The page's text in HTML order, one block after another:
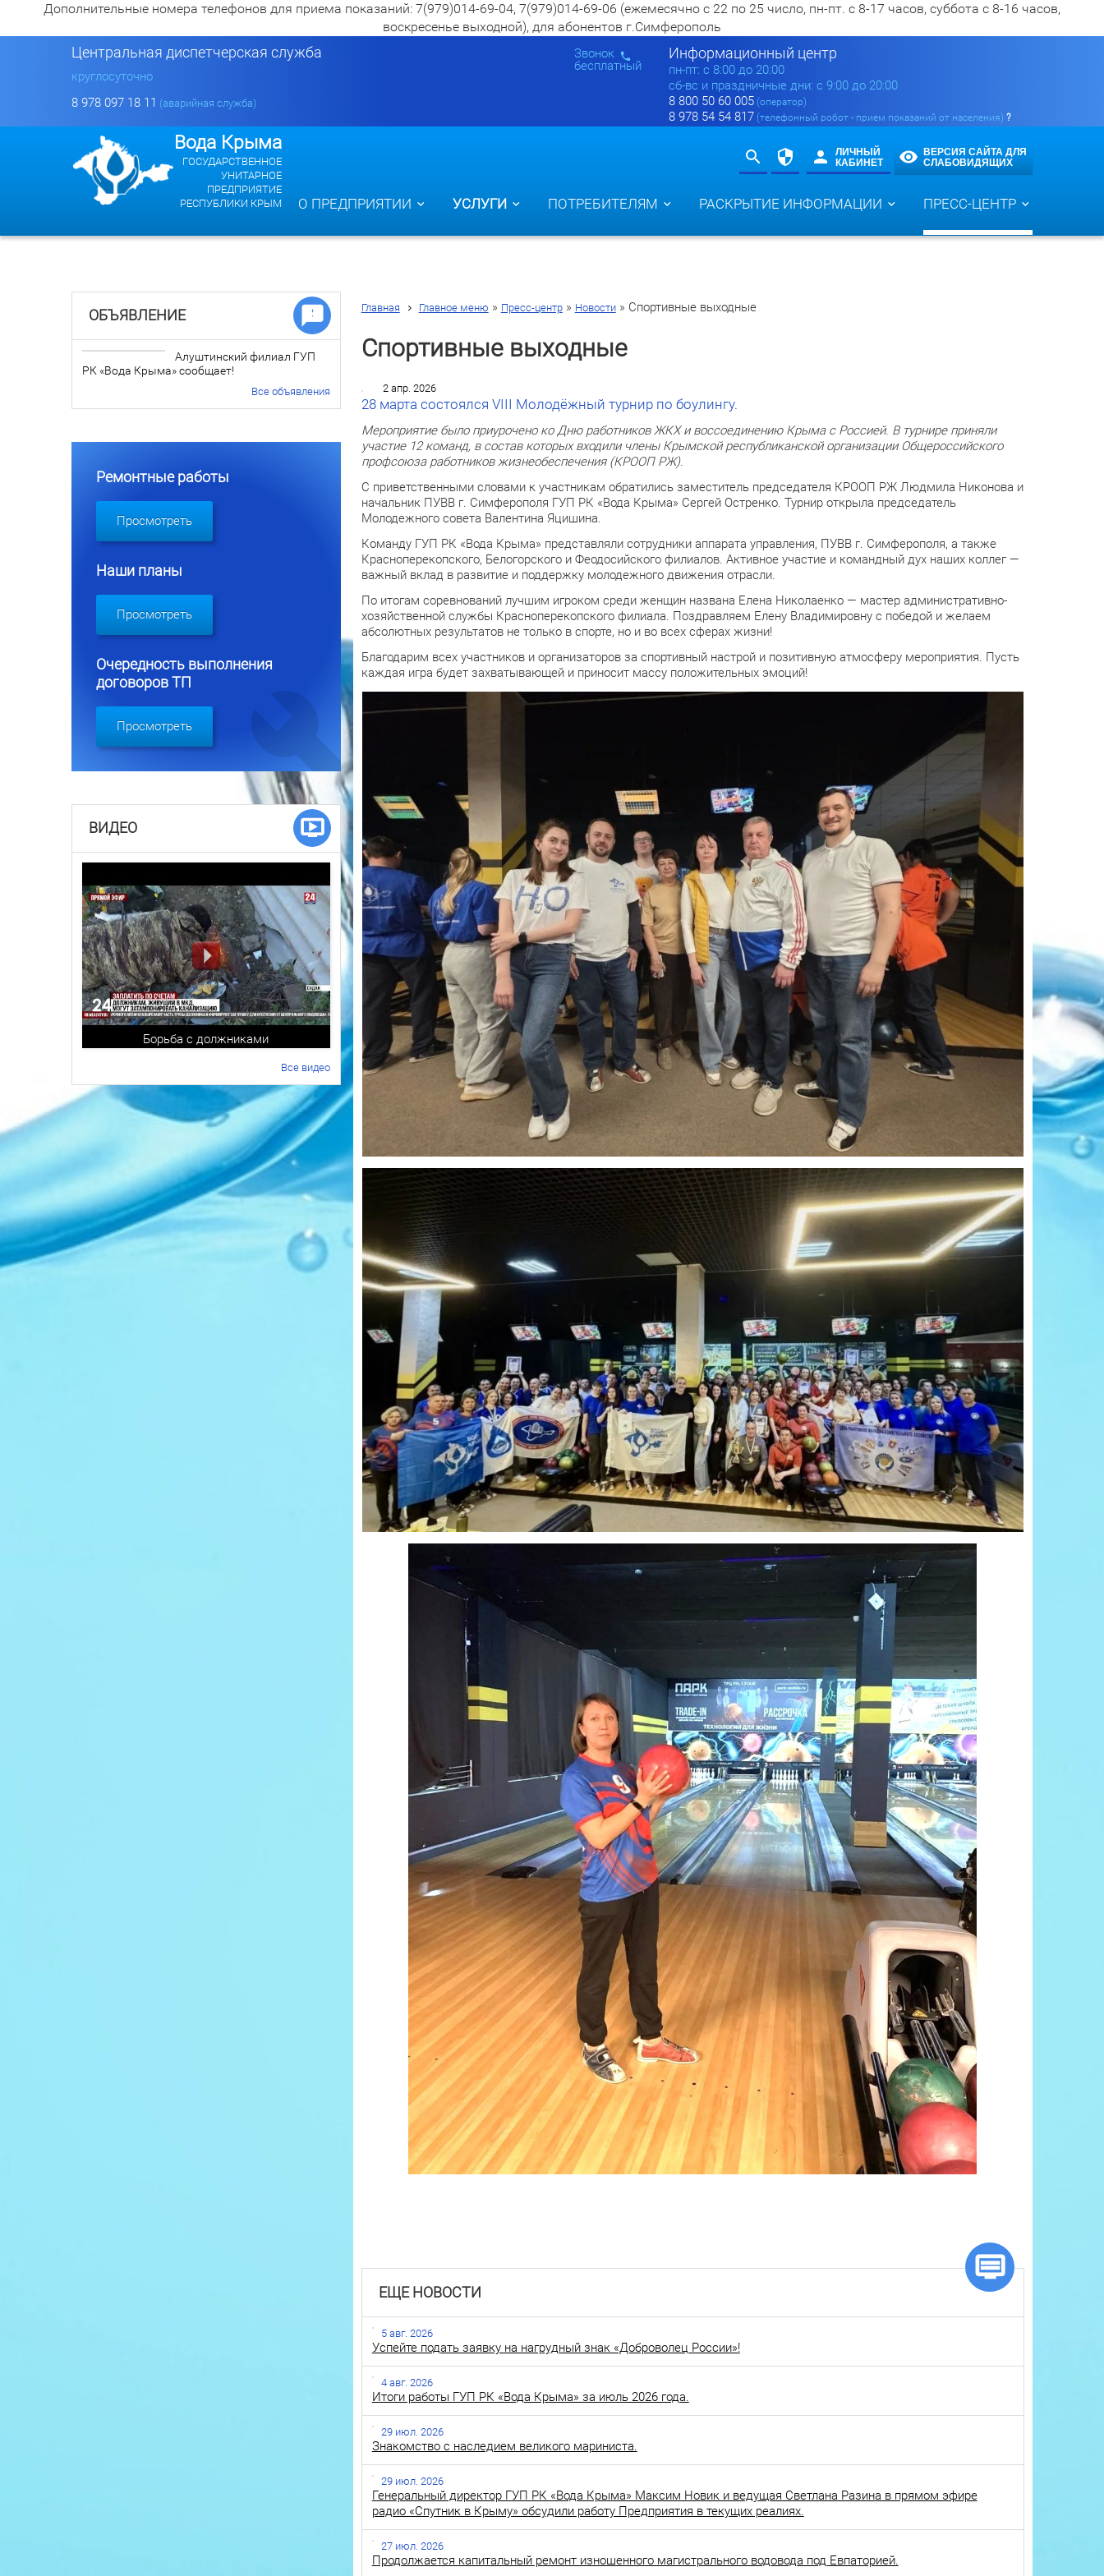
Дополнительные номера телефонов для приема показаний: 7(979)014-69-04, 7(979)014-69-06 (ежемесячно с 22 по 25 число, пн-пт. с 8-17 часов, суббота с 8-16 часов,
воскресенье выходной), для абонентов г.Симферополь
Информационный центр
пн-пт: c 8:00 до 20:00
сб-вс и праздничные дни: с 9:00 до 20:00
8 800 50 60 005 (оператор)
8 978 54 54 817 (телефонный робот - прием показаний от населения) ?
Звонок
бесплатный
Центральная диспетчерская служба
круглосуточно
8 978 097 18 11 (аварийная служба)
Вода Крыма
ГОСУДАРСТВЕННОЕ
УНИТАРНОЕ
ПРЕДПРИЯТИЕ
РЕСПУБЛИКИ КРЫМ
ЛИЧНЫЙ
КАБИНЕТ
ВЕРСИЯ САЙТА ДЛЯ
СЛАБОВИДЯЩИХ
О ПРЕДПРИЯТИИ УСЛУГИ ПОТРЕБИТЕЛЯМ РАСКРЫТИЕ ИНФОРМАЦИИ ПРЕСС-ЦЕНТР
Главная Главное меню » Пресс-центр» Новости» Спортивные выходные
Спортивные выходные
2 апр. 2026
28 марта состоялся VIII Молодёжный турнир по боулингу.
Мероприятие было приурочено ко Дню работников ЖКХ и воссоединению Крыма с Россией. В турнире приняли
участие 12 команд, в состав которых входили члены Крымской республиканской организации Общероссийского
профсоюза работников жизнеобеспечения (КРООП РЖ).
С приветственными словами к участникам обратились заместитель председателя КРООП РЖ Людмила Никонова и
начальник ПУВВ г. Симферополя ГУП РК «Вода Крыма» Сергей Остренко. Турнир открыла председатель
Молодежного совета Валентина Яцишина.
Команду ГУП РК «Вода Крыма» представляли сотрудники аппарата управления, ПУВВ г. Симферополя, а также
Красноперекопского, Белогорского и Феодосийского филиалов. Активное участие и командный дух наших коллег —
важный вклад в развитие и поддержку молодежного движения отрасли.
По итогам соревнований лучшим игроком среди женщин названа Елена Николаенко — мастер административно-
хозяйственной службы Красноперекопского филиала. Поздравляем Елену Владимировну с победой и желаем
абсолютных результатов не только в спорте, но и во всех сферах жизни!
Благодарим всех участников и организаторов за спортивный настрой и позитивную атмосферу мероприятия. Пусть
каждая игра будет захватывающей и приносит массу положительных эмоций!
ЕЩЕ НОВОСТИ
5 авг. 2026
Успейте подать заявку на нагрудный знак «Доброволец России»!
4 авг. 2026
Итоги работы ГУП РК «Вода Крыма» за июль 2026 года.
29 июл. 2026
Знакомство с наследием великого мариниста.
29 июл. 2026
Генеральный директор ГУП РК «Вода Крыма» Максим Новик и ведущая Светлана Разина в прямом эфире
радио «Спутник в Крыму» обсудили работу Предприятия в текущих реалиях.
27 июл. 2026
Продолжается капитальный ремонт изношенного магистрального водовода под Евпаторией.
ОБЪЯВЛЕНИЕ
Алуштинский филиал ГУП
РК «Вода Крыма» сообщает!
Все объявления
Ремонтные работы
Просмотреть
Наши планы
Просмотреть
Очередность выполнения
договоров ТП
Просмотреть
ВИДЕО
Борьба с должниками
Все видео